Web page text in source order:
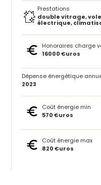
Prestations
double vitrage,
électrique,
Honoraires charge
16000 €uros
Dépense énergétique
2023
Coût énergie min
570 €uros
Coût énergie max
820 €uros